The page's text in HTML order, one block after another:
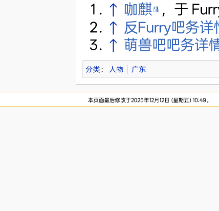
↑ 咖麒
，于
↑ 反Furry吧务详
↑ 萌兽吧吧务详
分类 ： 人物 广东
本页面最后修改于2025年12月12日 (星期五) 10:49。